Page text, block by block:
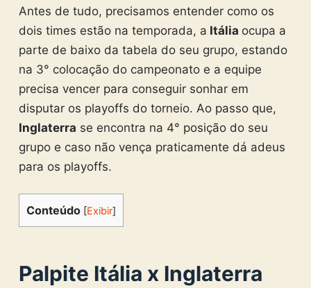
Antes de tudo, precisamos entender como os
dois times estão na temporada, a Itália ocupa a
parte de baixo da tabela do seu grupo, estando
na 3° colocação do campeonato e a equipe
precisa vencer para conseguir sonhar em
disputar os playoffs do torneio. Ao passo que,
Inglaterra se encontra na 4° posição do seu
grupo e caso não vença praticamente dá adeus
para os playoffs.
Conteúdo [Exibir]
Palpite Itália x Inglaterra